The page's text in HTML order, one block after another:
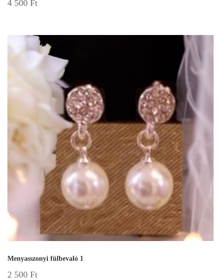
4 500 Ft
Menyasszonyi fülbevaló 1
2 500 Ft